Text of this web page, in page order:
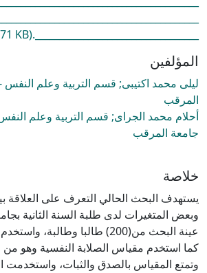
__________________________________.pdf
KB)
المؤلفين
ليلى محمد اكتيبى; قسم التربية وعلم النفس
المرقب
أحلام محمد الجراى; قسم التربية وعلم
جامعة المرقب
خلاصة
يستهدف البحث الحالي التعرف على العلاقة
وبعض المتغيرات لدى طلبة السنة الثانية
عينة البحث من(200) طالبا وطالبة،
كما استخدم مقياس الصلابة النفسية وهو من
وتمتع المقياس بالصدق والثبات، واستخدمت